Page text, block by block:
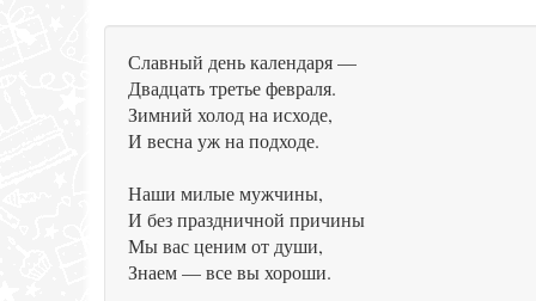
Славный день календаря —
Двадцать третье февраля.
Зимний холод на исходе,
И весна уж на подходе.
Наши милые мужчины,
И без праздничной причины
Мы вас ценим от души,
Знаем — все вы хороши.